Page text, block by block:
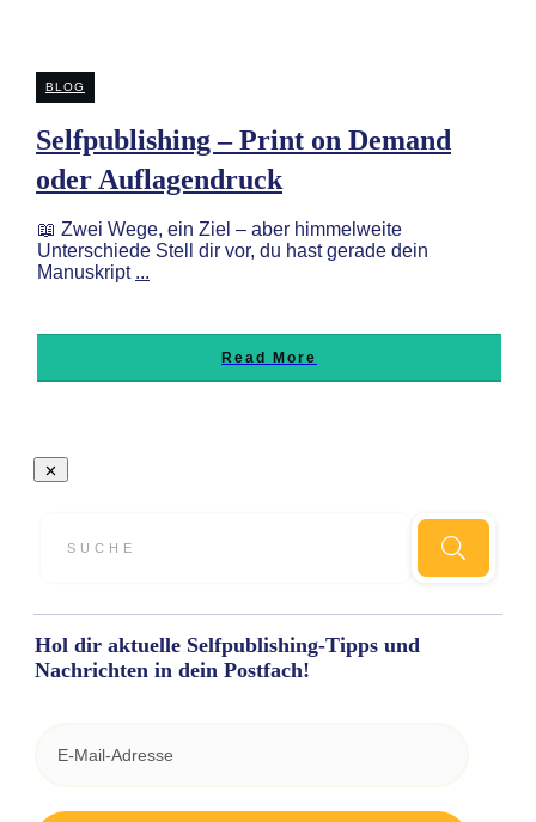
BLOG
Selfpublishing – Print on Demand
oder Auflagendruck
📖 Zwei Wege, ein Ziel – aber himmelweite
Unterschiede Stell dir vor, du hast gerade dein
Manuskript ...
Read More
Hol dir aktuelle Selfpublishing-Tipps und
Nachrichten in dein Postfach!